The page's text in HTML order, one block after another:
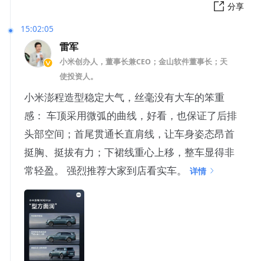
分享
15:02:05
雷军
小米创办人，董事长兼CEO；金山软件董事长；天
使投资人。
小米澎程造型稳定大气，丝毫没有大车的笨重
感： 车顶采用微弧的曲线，好看，也保证了后排
头部空间；首尾贯通长直肩线，让车身姿态昂首
挺胸、挺拔有力；下裙线重心上移，整车显得非
常轻盈。 强烈推荐大家到店看实车。
详情